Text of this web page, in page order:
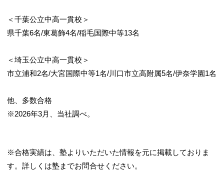
＜千葉公立中高一貫校＞
県千葉6名/東葛飾4名/稲毛国際中等13名
＜埼玉公立中高一貫校＞
市立浦和2名/大宮国際中等1名/川口市立高附属5名/伊奈学園1名
他、多数合格
※2026年3月、当社調べ。
※合格実績は、塾よりいただいた情報を元に掲載しておりま
す。詳しくは塾までお問合せください。